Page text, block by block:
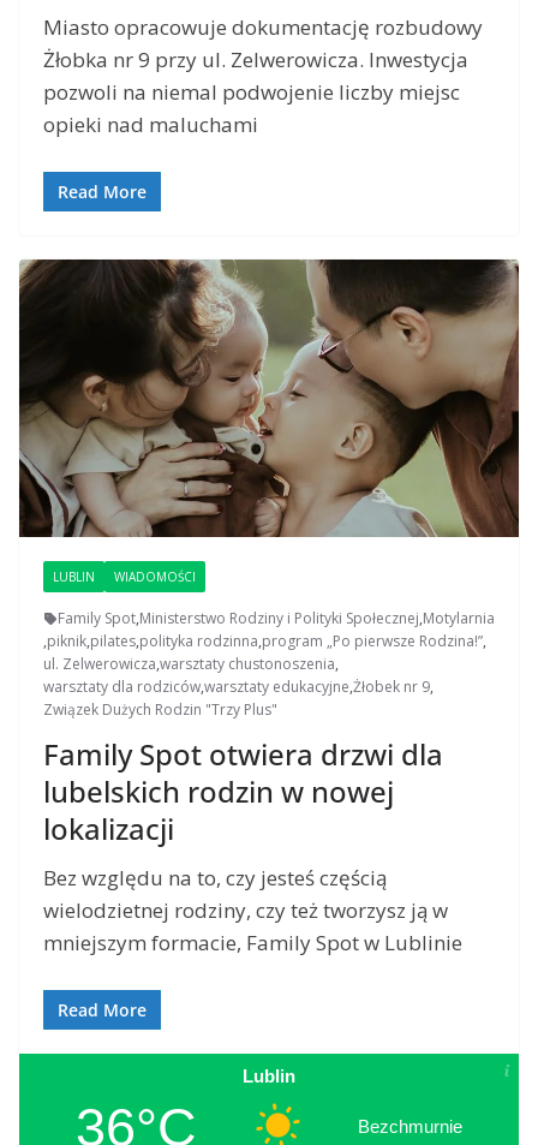
Miasto opracowuje dokumentację rozbudowy
Żłobka nr 9 przy ul. Zelwerowicza. Inwestycja
pozwoli na niemal podwojenie liczby miejsc
opieki nad maluchami
Read More
LUBLIN WIADOMOŚCI
Family Spot,Ministerstwo Rodziny i Polityki Społecznej,Motylarnia
,piknik,pilates,polityka rodzinna,program „Po pierwsze Rodzina!”,
ul. Zelwerowicza,warsztaty chustonoszenia,
warsztaty dla rodziców,warsztaty edukacyjne,Żłobek nr 9,
Związek Dużych Rodzin "Trzy Plus"
Family Spot otwiera drzwi dla
lubelskich rodzin w nowej
lokalizacji
Bez względu na to, czy jesteś częścią
wielodzietnej rodziny, czy też tworzysz ją w
mniejszym formacie, Family Spot w Lublinie
Read More
Lublin
36°C Bezchmurnie